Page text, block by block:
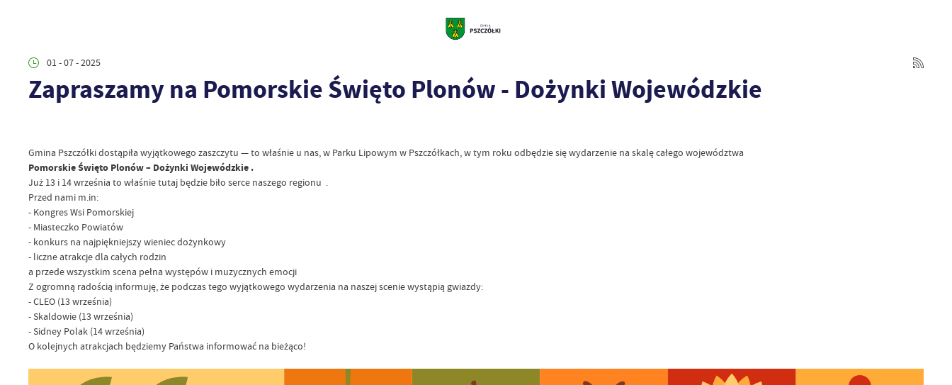
01 - 07 - 2025
Zapraszamy na Pomorskie Święto Plonów - Dożynki Wojewódzkie
Gmina Pszczółki dostąpiła wyjątkowego zaszczytu — to właśnie u nas, w Parku Lipowym w Pszczółkach, w tym roku odbędzie się wydarzenie na skalę całego województwa
Pomorskie Święto Plonów – Dożynki Wojewódzkie .
Już 13 i 14 września to właśnie tutaj będzie biło serce naszego regionu .
Przed nami m.in:
- Kongres Wsi Pomorskiej
- Miasteczko Powiatów
- konkurs na najpiękniejszy wieniec dożynkowy
- liczne atrakcje dla całych rodzin
a przede wszystkim scena pełna występów i muzycznych emocji
Z ogromną radością informuję, że podczas tego wyjątkowego wydarzenia na naszej scenie wystąpią gwiazdy:
- CLEO (13 września)
- Skaldowie (13 września)
- Sidney Polak (14 września)
O kolejnych atrakcjach będziemy Państwa informować na bieżąco!